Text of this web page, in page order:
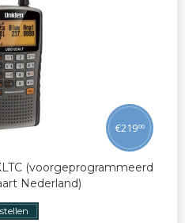
(voorgeprogrammeerd
Nederland)
€21900